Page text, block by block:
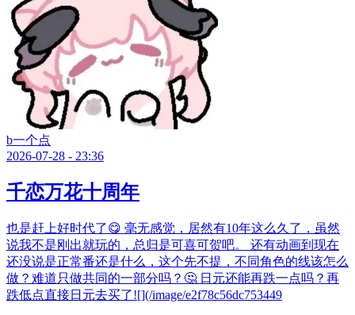
b一个点
2026-07-28 - 23:36
千恋万花十周年
也是赶上好时代了😋 毫无感觉，居然有10年这么久了，虽然
说我不是刚出就玩的，总归是可喜可贺吧。 还有动画到现在
还没说是正常番还是什么，这个先不提，不同角色的线该怎么
做？难道只做共同的一部分吗？🤔 日元还能再跌一点吗？再
跌低点直接日元去买了![](/image/e2f78c56dc753449